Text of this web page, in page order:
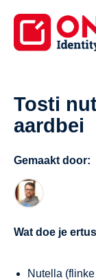
Tosti
aardbei
Gemaakt door:
Wat doe je
Nutella